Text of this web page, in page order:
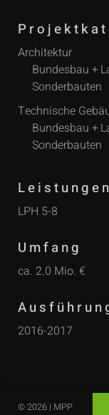
Architektur
Bundesbau +
Sonderbauten
Technische
Bundesbau +
Sonderbauten
Leistungen
LPH 5-8
Umfang
ca. 2.0 Mio. €
2016-2017
© 2026 | MPP